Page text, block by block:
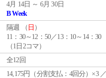
4月 14日 ～ 6月 30日
B Week
隔週 （ 日 ）
11：30～12：50／13：10～14：30
（1日2コマ）
全12回
14,175円（分割支払：4回分）×3